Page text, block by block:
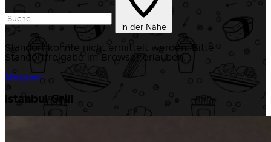
In der Nähe
Standort konnte nicht ermittelt werden. Bitte
Standortfreigabe im Browser erlauben.
Meppen
Istanbul Grill